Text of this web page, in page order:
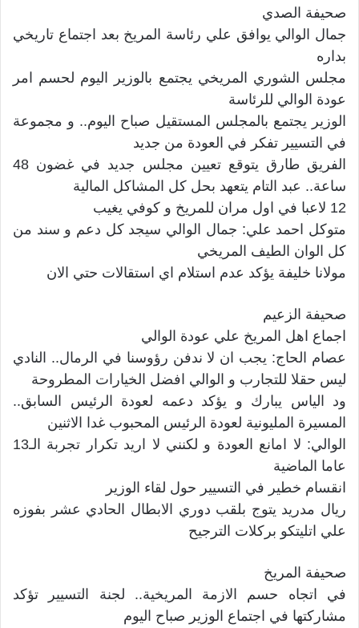
صحيفة الصدي
جمال الوالي يوافق علي رئاسة المريخ بعد اجتماع تاريخي
بداره
مجلس الشوري المريخي يجتمع بالوزير اليوم لحسم امر
عودة الوالي للرئاسة
الوزير يجتمع بالمجلس المستقيل صباح اليوم.. و مجموعة
في التسيير تفكر في العودة من جديد
الفريق طارق يتوقع تعيين مجلس جديد في غضون 48
ساعة.. عبد التام يتعهد بحل كل المشاكل المالية
12 لاعبا في اول مران للمريخ و كوفي يغيب
متوكل احمد علي: جمال الوالي سيجد كل دعم و سند من
كل الوان الطيف المريخي
مولانا خليفة يؤكد عدم استلام اي استقالات حتي الان
صحيفة الزعيم
اجماع اهل المريخ علي عودة الوالي
عصام الحاج: يجب ان لا ندفن رؤوسنا في الرمال.. النادي
ليس حقلا للتجارب و الوالي افضل الخيارات المطروحة
ود الياس يبارك و يؤكد دعمه لعودة الرئيس السابق..
المسيرة المليونية لعودة الرئيس المحبوب غدا الاثنين
الوالي: لا امانع العودة و لكنني لا اريد تكرار تجربة الـ13
عاما الماضية
انقسام خطير في التسيير حول لقاء الوزير
ريال مدريد يتوج بلقب دوري الابطال الحادي عشر بفوزه
علي اتليتكو بركلات الترجيح
صحيفة المريخ
في اتجاه حسم الازمة المريخية.. لجنة التسيير تؤكد
مشاركتها في اجتماع الوزير صباح اليوم